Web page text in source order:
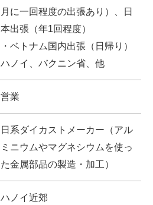
月に一回程度の出張あり）、日
本出張（年1回程度）
・ベトナム国内出張（日帰り）
ハノイ、バクニン省、他
営業
日系ダイカストメーカー（アル
ミニウムやマグネシウムを使っ
た金属部品の製造・加工）
ハノイ近郊